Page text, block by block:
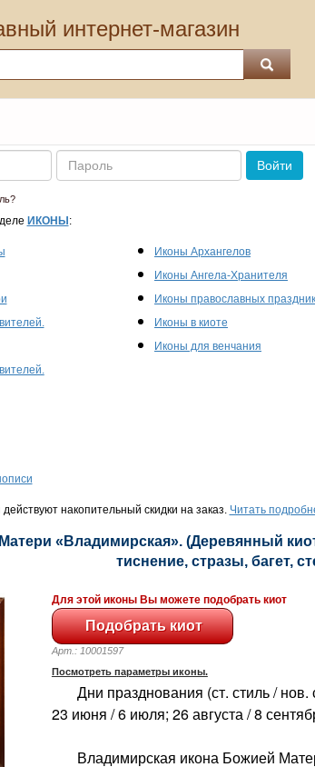
интернет-магазин
Пароль
Войти
ИКОНЫ :
Иконы Архангелов
Иконы Ангела-Хранителя
Иконы православных
Иконы в киоте
Иконы для венчания
накопительный скидки на заказ. Читать
«Владимирская». (Деревянный
тиснение, стразы, багет,
Для этой иконы Вы можете подобрать киот
Арт.: 10001597
Посмотреть параметры иконы.
Дни празднования (ст. стиль / нов.
23 июня / 6 июля; 26 августа / 8
Владимирская икона Божией